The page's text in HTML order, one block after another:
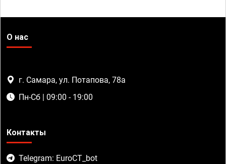
О нас
г. Самара, ул. Потапова, 78а
Пн-Сб | 09:00 - 19:00
Контакты
Telegram: EuroCT_bot